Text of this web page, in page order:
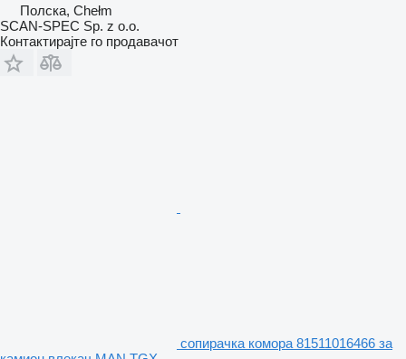
Полска, Chełm
SCAN-SPEC Sp. z o.o.
Контактирајте го продавачот
сопирачка комора 81511016466 за